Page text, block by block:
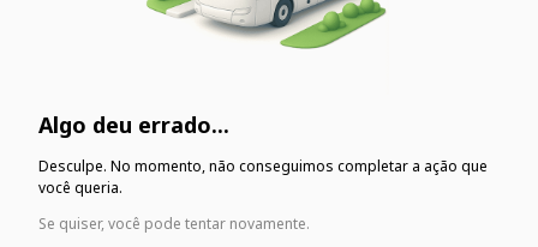
Algo deu errado...
Desculpe. No momento, não conseguimos completar a ação que
você queria.
Se quiser, você pode tentar novamente.